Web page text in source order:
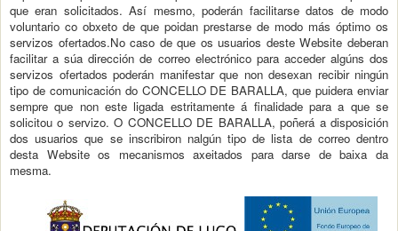
que eran solicitados. Así mesmo, poderán facilitarse datos de modo
voluntario co obxeto de que poidan prestarse de modo más óptimo os
servizos ofertados.No caso de que os usuarios deste Website deberan
facilitar a súa dirección de correo electrónico para acceder algúns dos
servizos ofertados poderán manifestar que non desexan recibir ningún
tipo de comunicación do CONCELLO DE BARALLA, que puidera enviar
sempre que non este ligada estritamente á finalidade para a que se
solicitou o servizo. O CONCELLO DE BARALLA, poñerá a disposición
dos usuarios que se inscribiron nalgún tipo de lista de correo dentro
desta Website os mecanismos axeitados para darse de baixa da
mesma.